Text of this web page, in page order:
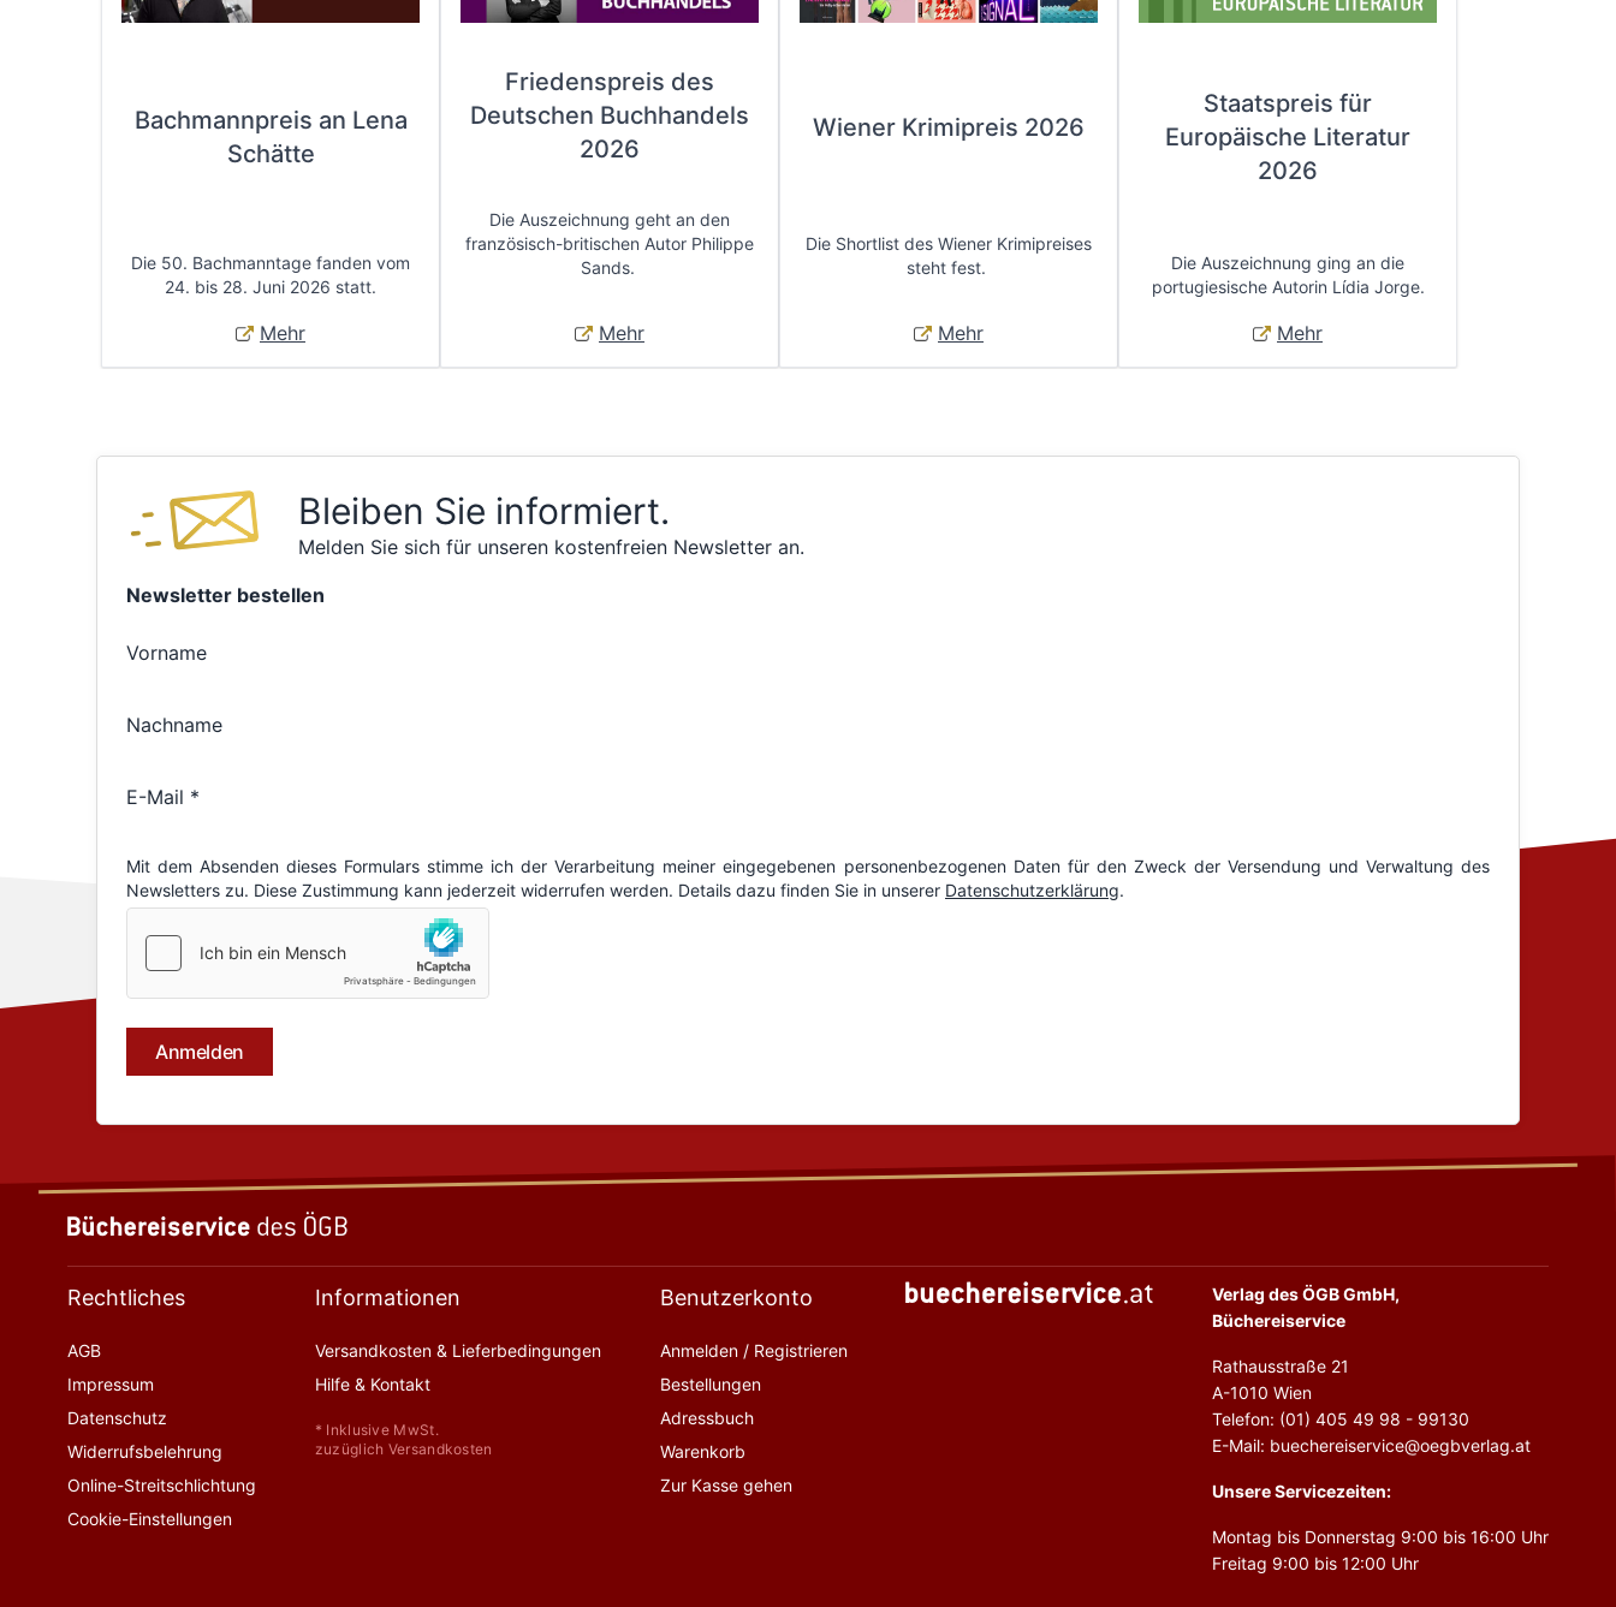
Bachmannpreis an Lena
Schätte
Die 50. Bachmanntage fanden vom
24. bis 28. Juni 2026 statt.
Mehr
Friedenspreis des
Deutschen Buchhandels
2026
Die Auszeichnung geht an den
französisch-britischen Autor Philippe
Sands.
Mehr
Wiener Krimipreis 2026
Die Shortlist des Wiener Krimipreises
steht fest.
Mehr
Staatspreis für
Europäische Literatur
2026
Die Auszeichnung ging an die
portugiesische Autorin Lídia Jorge.
Mehr
Bleiben Sie informiert.
Melden Sie sich für unseren kostenfreien Newsletter an.
Rechtliches
AGB
Impressum
Datenschutz
Widerrufsbelehrung
Online-Streitschlichtung
Cookie-Einstellungen
Informationen
Versandkosten & Lieferbedingungen
Hilfe & Kontakt
* Inklusive MwSt.
zuzüglich Versandkosten
Benutzerkonto
Anmelden / Registrieren
Bestellungen
Adressbuch
Warenkorb
Zur Kasse gehen
Verlag des ÖGB GmbH,
Büchereiservice
Rathausstraße 21
A-1010 Wien
Telefon: (01) 405 49 98 - 99130
E-Mail: buechereiservice@oegbverlag.at
Unsere Servicezeiten:
Montag bis Donnerstag 9:00 bis 16:00 Uhr
Freitag 9:00 bis 12:00 Uhr